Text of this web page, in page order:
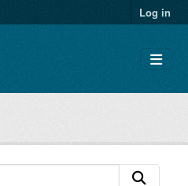
Log in